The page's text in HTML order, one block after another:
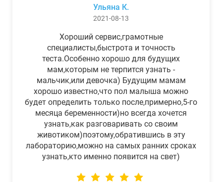
Ульяна К.
2021-08-13
Хороший сервис,грамотные
специалисты,быстрота и точность
теста.Особенно хорошо для будущих
мам,которым не терпится узнать -
мальчик,или девочка) Будущим мамам
хорошо известно,что пол малыша можно
будет определить только после,примерно,5-го
месяца беременности)но всегда хочется
узнать,как разговаривать со своим
животиком)поэтому,обратившись в эту
лабораторию,можно на самых ранних сроках
узнать,кто именно появится на свет)